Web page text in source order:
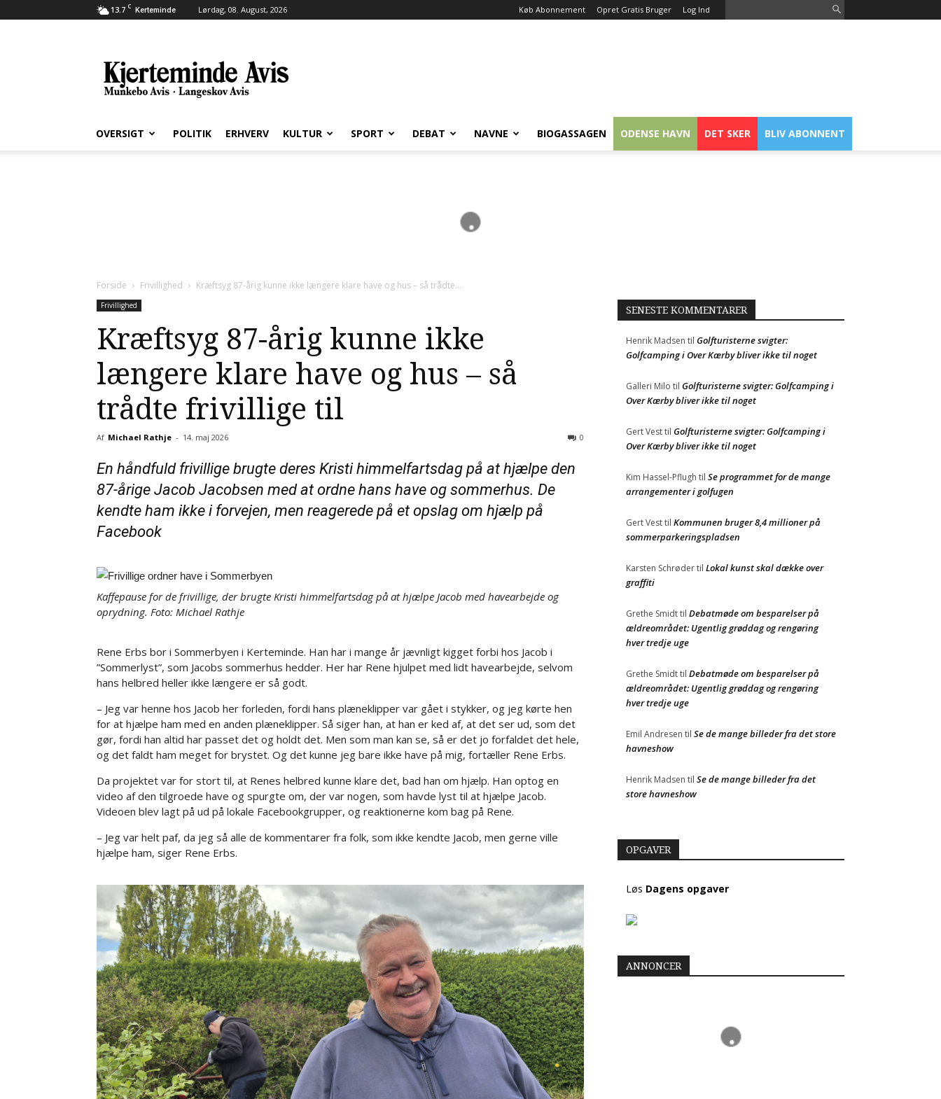
13.7 C Kerteminde Lørdag, 08. August, 2026 Køb Abonnement Opret Gratis Bruger Log Ind
Avis
OVERSIGT POLITIK ERHVERV KULTUR SPORT DEBAT NAVNE BIOGASSAGEN ODENSE HAVN DET SKER BLIV ABONNENT
Forside Frivillighed Kræftsyg 87-årig kunne ikke længere klare have og hus – så trådte...
Frivillighed
Kræftsyg 87-årig kunne ikke
længere klare have og hus – så
trådte frivillige til
Af Michael Rathje - 14. maj 2026 0
En håndfuld frivillige brugte deres Kristi himmelfartsdag på at hjælpe den
87-årige Jacob Jacobsen med at ordne hans have og sommerhus. De
kendte ham ikke i forvejen, men reagerede på et opslag om hjælp på
Facebook
Kaffepause for de frivillige, der brugte Kristi himmelfartsdag på at hjælpe Jacob med havearbejde og
oprydning. Foto: Michael Rathje
Rene Erbs bor i Sommerbyen i Kerteminde. Han har i mange år jævnligt kigget forbi hos Jacob i
”Sommerlyst”, som Jacobs sommerhus hedder. Her har Rene hjulpet med lidt havearbejde, selvom
hans helbred heller ikke længere er så godt.
– Jeg var henne hos Jacob her forleden, fordi hans plæneklipper var gået i stykker, og jeg kørte hen
for at hjælpe ham med en anden plæneklipper. Så siger han, at han er ked af, at det ser ud, som det
gør, fordi han altid har passet det og holdt det. Men som man kan se, så er det jo forfaldet det hele,
og det faldt ham meget for brystet. Og det kunne jeg bare ikke have på mig, fortæller Rene Erbs.
Da projektet var for stort til, at Renes helbred kunne klare det, bad han om hjælp. Han optog en
video af den tilgroede have og spurgte om, der var nogen, som havde lyst til at hjælpe Jacob.
Videoen blev lagt på ud på lokale Facebookgrupper, og reaktionerne kom bag på Rene.
– Jeg var helt paf, da jeg så alle de kommentarer fra folk, som ikke kendte Jacob, men gerne ville
hjælpe ham, siger Rene Erbs.
SENESTE KOMMENTARER
Henrik Madsen til Golfturisterne svigter:
Golfcamping i Over Kærby bliver ikke til noget
Galleri Milo til Golfturisterne svigter: Golfcamping i
Over Kærby bliver ikke til noget
Gert Vesttil Golfturisterne svigter: Golfcamping i
Over Kærby bliver ikke til noget
Kim Hassel-Pflugh til Se programmet for de mange
arrangementer i golfugen
Gert Vesttil Kommunen bruger 8,4 millioner på
sommerparkeringspladsen
Karsten Schrødertil Lokal kunst skal dække over
graffiti
Grethe Smidttil Debatmøde om besparelser på
ældreområdet: Ugentlig grøddag og rengøring
hver tredje uge
Grethe Smidttil Debatmøde om besparelser på
ældreområdet: Ugentlig grøddag og rengøring
hver tredje uge
Emil Andresen til Se de mange billeder fra det store
havneshow
Henrik Madsen til Se de mange billeder fra det
store havneshow
OPGAVER
Løs Dagens opgaver
ANNONCER